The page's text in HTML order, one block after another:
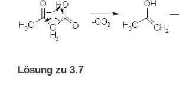
Lösung zu 3.7